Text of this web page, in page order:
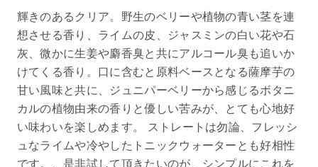
輝きのあるクリア。野生のベリーや植物の青い茎を連
想させる香り、ライムの皮、ジャスミンの白い花や石
灰、微かに生姜や麝香臭と共にアルコール臭も追いか
けてくる香り。口に含むと原料ベースとなる薩摩芋の
甘い風味と共に、ジュニパーベリーから感じるボタニ
カルの植物由来の香りと優しい苦みが、とても心地好
い味わいを楽しめます。 ストレートは勿論、フレッシ
ュなライムや冷やしたトニックウォーターとも好相性
です。、是非試して頂きたいのが、シンプルにこれを